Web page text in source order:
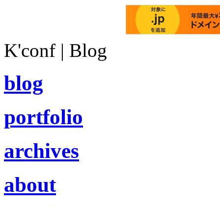
K'conf | Blog
blog
portfolio
archives
about